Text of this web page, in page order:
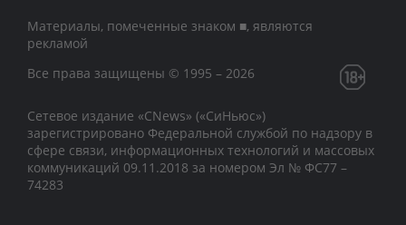
Материалы, помеченные знаком ■, являются
рекламой
Все права защищены © 1995 – 2026
Сетевое издание «CNews» («СиНьюс»)
зарегистрировано Федеральной службой по надзору в
сфере связи, информационных технологий и массовых
коммуникаций 09.11.2018 за номером Эл № ФС77 –
74283